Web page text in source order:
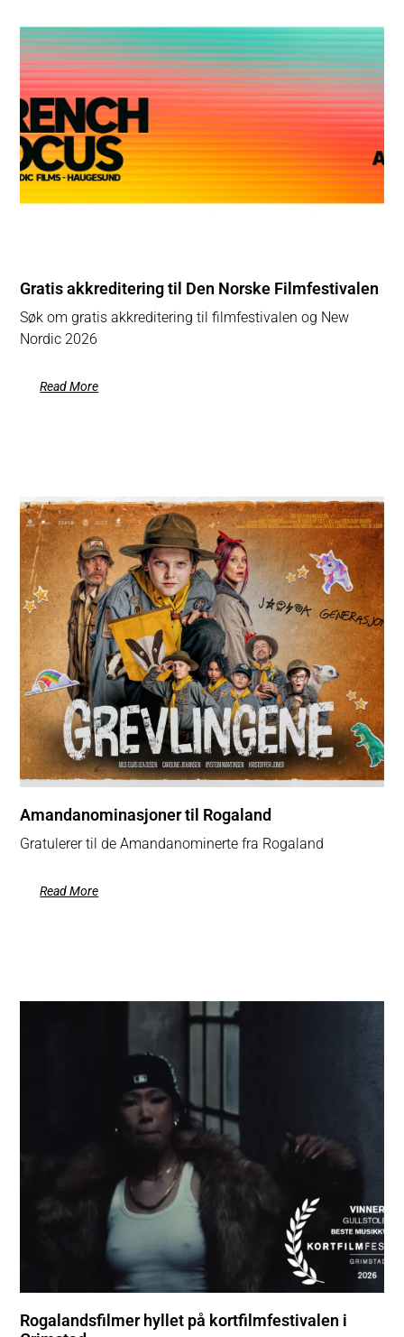
Gratis akkreditering til Den Norske Filmfestivalen
Søk om gratis akkreditering til filmfestivalen og New
Nordic 2026
Read More
Amandanominasjoner til Rogaland
Gratulerer til de Amandanominerte fra Rogaland
Read More
Rogalandsfilmer hyllet på kortfilmfestivalen i